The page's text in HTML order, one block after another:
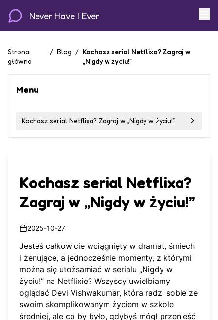
Never Have I Ever
Strona
główna
/ Blog / Kochasz serial Netflixa? Zagraj w
„Nigdy w życiu!”
Menu
Kochasz serial Netflixa? Zagraj w „Nigdy w życiu!”
Kochasz serial Netflixa?
Zagraj w „Nigdy w życiu!”
2025-10-27
Jesteś całkowicie wciągnięty w dramat, śmiech
i żenujące, a jednocześnie momenty, z którymi
można się utożsamiać w serialu „Nigdy w
życiu!” na Netflixie? Wszyscy uwielbiamy
oglądać Devi Vishwakumar, która radzi sobie ze
swoim skomplikowanym życiem w szkole
średniej, ale co by było, gdybyś mógł przenieść